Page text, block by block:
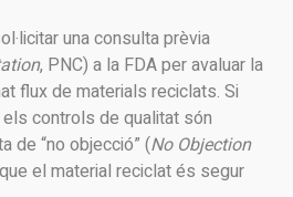
una consulta prèvia
, PNC) a la FDA per avaluar la
flux de materials reciclats. Si
els controls de qualitat són
de “no objecció” (No Objection
el material reciclat és segur